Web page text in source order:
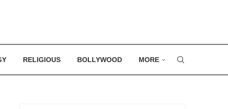
RELIGIOUS BOLLYWOOD MORE